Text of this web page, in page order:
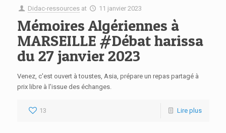
Didac-ressources at 11 janvier 2023
Mémoires Algériennes à
MARSEILLE #Débat harissa
du 27 janvier 2023
Venez, c'est ouvert à toustes, Asia, prépare un repas partagé à
prix libre à l'issue des échanges.
13 Lire plus